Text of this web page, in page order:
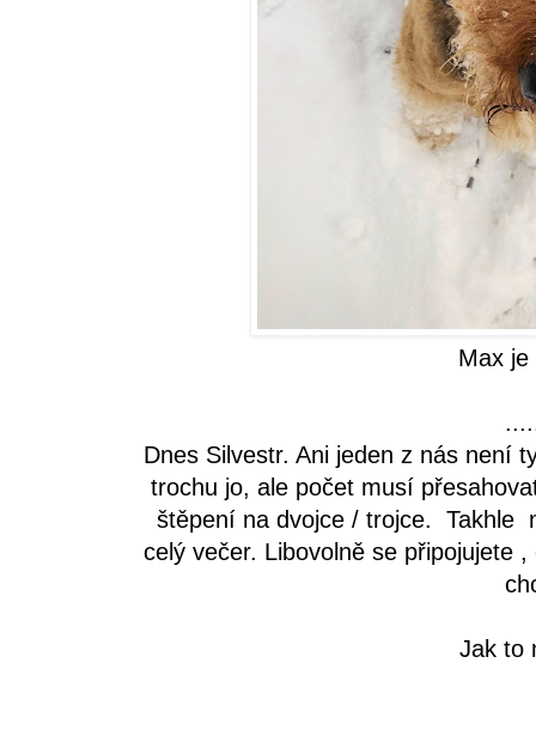
Max
Dnes Silvestr. Ani jeden z nás není
trochu jo, ale počet musí
štěpení na dvojce / trojce. Takhle
celý večer. Libovolně se připojujete
Jak to